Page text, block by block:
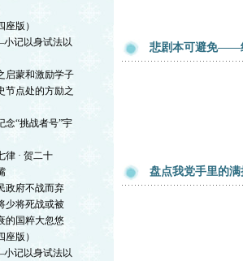
版）
记以身试法以
蒙和激励学子
点处的方励之
“挑战者号”宇
律 · 贺二十
政府不战而弃
少将死战或被
的国粹大忽悠
版）
记以身试法以
悲剧本可避免——
盘点我党手里的